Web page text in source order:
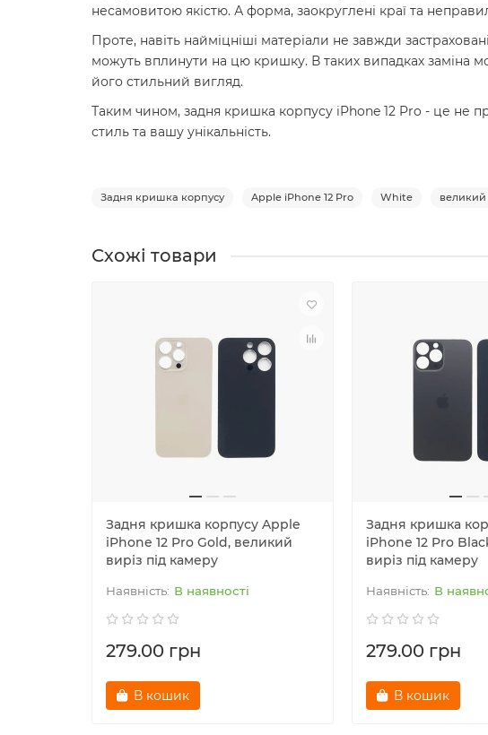
несамовитою якістю. А форма, заокруглені краї та
Проте, навіть найміцніші матеріали не завжди
можуть вплинути на цю кришку. В таких випадках заміна
його стильний вигляд.
Таким чином, задня кришка корпусу iPhone 12 Pro - це не
стиль та вашу унікальність.
Задня кришка корпусу Apple iPhone 12 Pro White великий
Схожі товари
Задня кришка корпусу Apple
iPhone 12 Pro Gold, великий
виріз під камеру
В наявності
279.00 грн
В кошик
Задня кришка
iPhone 12 Pro
виріз під камеру
В
279.00 грн
В кошик